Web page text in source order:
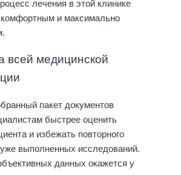
лечения в этой клинике
и максимально
всей медицинской
пакет документов
быстрее оценить
и избежать повторного
выполненных исследований.
данных окажется у